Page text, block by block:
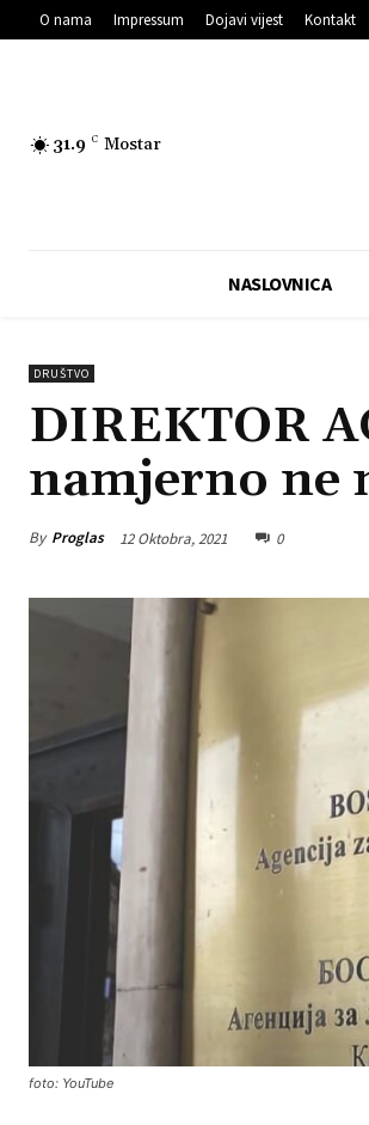
O nama Impressum Dojavi vijest Kontakt
31.9 C Mostar
NASLOVNICA
DRUŠTVO
DIREKTOR
namjerno ne
By Proglas 12 Oktobra, 2021 0
foto: YouTube